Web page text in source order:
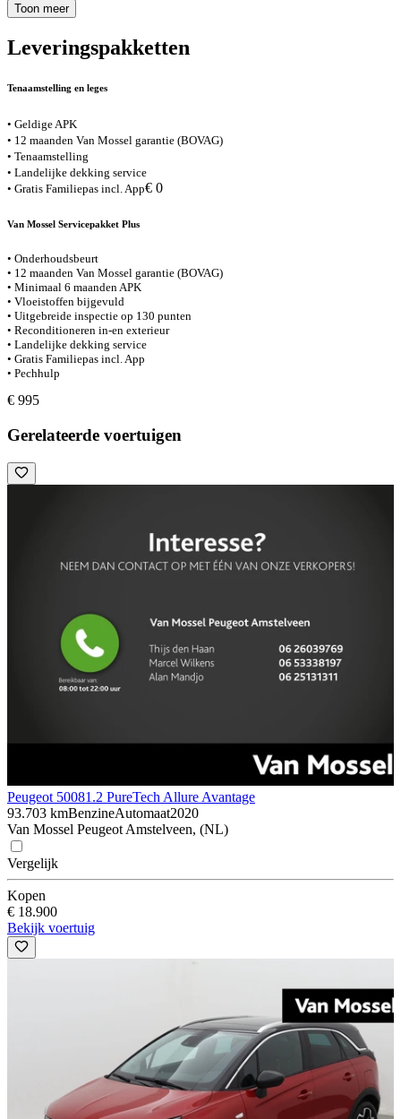
Toon meer
Leveringspakketten
Tenaamstelling en leges
• Geldige APK
• 12 maanden Van Mossel garantie (BOVAG)
• Tenaamstelling
• Landelijke dekking service
• Gratis Familiepas incl. App€ 0
Van Mossel Servicepakket Plus
• Onderhoudsbeurt
• 12 maanden Van Mossel garantie (BOVAG)
• Minimaal 6 maanden APK
• Vloeistoffen bijgevuld
• Uitgebreide inspectie op 130 punten
• Reconditioneren in-en exterieur
• Landelijke dekking service
• Gratis Familiepas incl. App
• Pechhulp
€ 995
Gerelateerde voertuigen
Peugeot 50081.2 PureTech Allure Avantage
93.703 kmBenzineAutomaat2020
Van Mossel Peugeot Amstelveen, (NL)
Vergelijk
Kopen
€ 18.900
Bekijk voertuig